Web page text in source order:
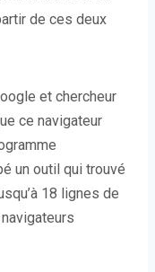
de ces deux
et chercheur
ce navigateur
un outil qui trouvé
18 lignes de